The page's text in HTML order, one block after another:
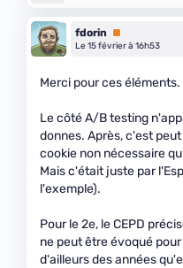
fdorin
Premium
Le 15 février à 16h53
Merci pour ces éléments.
Le côté A/B testing
donnes. Après, c'est
cookie non nécessaire
Mais c'était juste par
l'exemple).
Pour le 2e, le CEPD
ne peut être évoqué
d'ailleurs des années